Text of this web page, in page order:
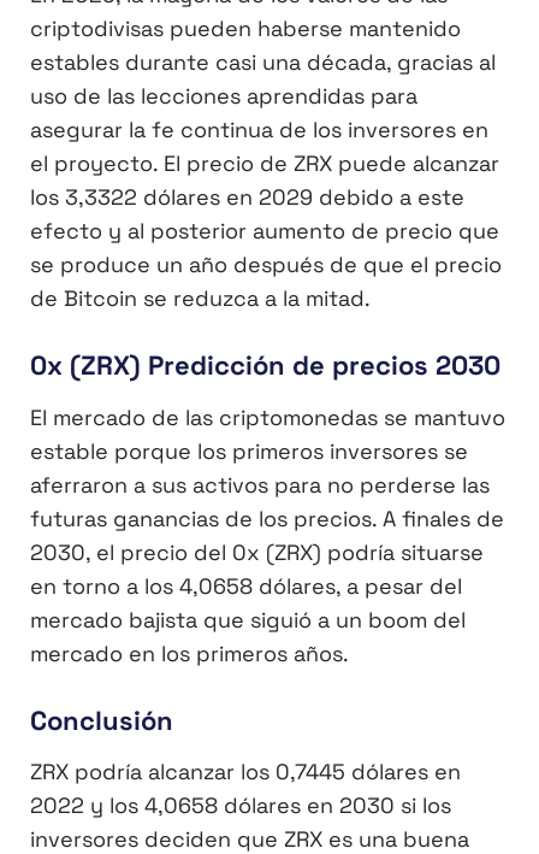
criptodivisas pueden haberse mantenido
estables durante casi una década, gracias al
uso de las lecciones aprendidas para
asegurar la fe continua de los inversores en
el proyecto. El precio de ZRX puede alcanzar
los 3,3322 dólares en 2029 debido a este
efecto y al posterior aumento de precio que
se produce un año después de que el precio
de Bitcoin se reduzca a la mitad.
0x (ZRX) Predicción de precios 2030
El mercado de las criptomonedas se mantuvo
estable porque los primeros inversores se
aferraron a sus activos para no perderse las
futuras ganancias de los precios. A finales de
2030, el precio del 0x (ZRX) podría situarse
en torno a los 4,0658 dólares, a pesar del
mercado bajista que siguió a un boom del
mercado en los primeros años.
Conclusión
ZRX podría alcanzar los 0,7445 dólares en
2022 y los 4,0658 dólares en 2030 si los
inversores deciden que ZRX es una buena